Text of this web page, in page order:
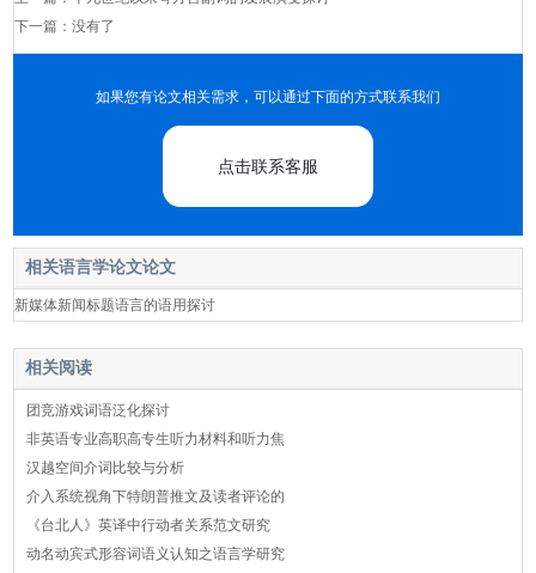
下一篇：没有了
如果您有论文相关需求，可以通过下面的方式联系我们
点击联系客服
相关语言学论文论文
新媒体新闻标题语言的语用探讨
相关阅读
团竞游戏词语泛化探讨
非英语专业高职高专生听力材料和听力焦
汉越空间介词比较与分析
介入系统视角下特朗普推文及读者评论的
《台北人》英译中行动者关系范文研究
动名动宾式形容词语义认知之语言学研究